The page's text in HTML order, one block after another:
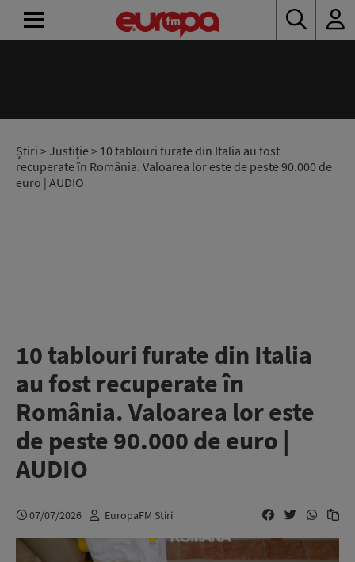
Știri > Justiție> 10 tablouri furate din Italia au fost
recuperate în România. Valoarea lor este de peste 90.000 de
euro | AUDIO
10 tablouri furate din Italia
au fost recuperate în
România. Valoarea lor este
de peste 90.000 de euro |
AUDIO
07/07/2026 EuropaFM Stiri
RADIO
CONCURSURI